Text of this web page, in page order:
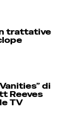
trattative
di
Reeves
TV